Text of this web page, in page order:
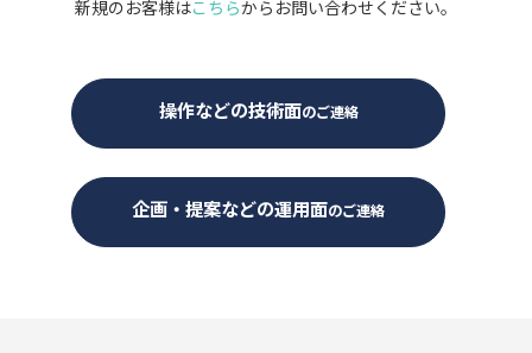
新規のお客様はこちらからお問い合わせください。
操作などの技術面のご連絡
企画・提案などの運用面のご連絡